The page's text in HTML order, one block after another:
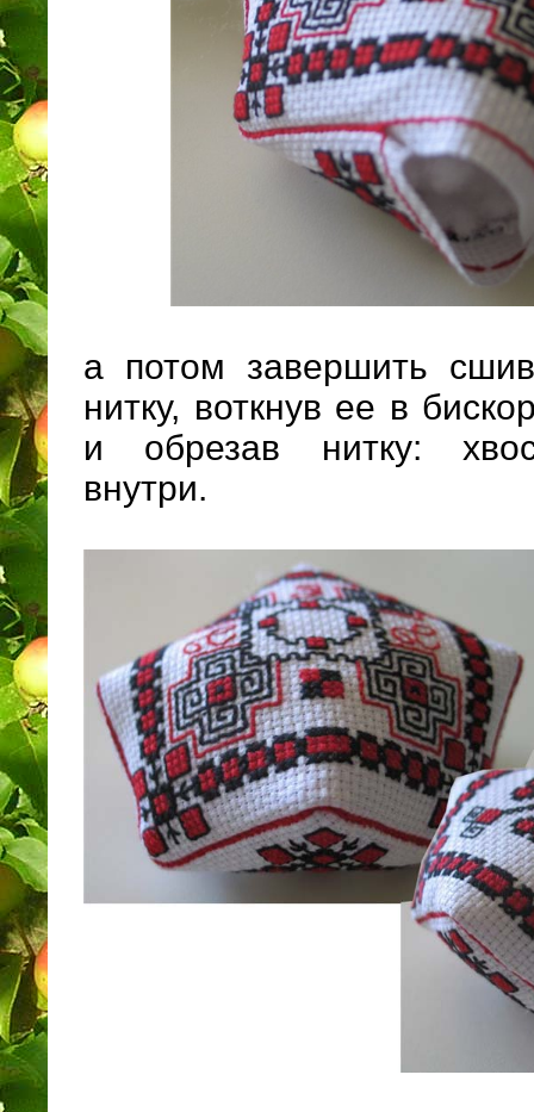
а потом завершить
нитку, воткнув ее в
и обрезав нитку:
внутри.